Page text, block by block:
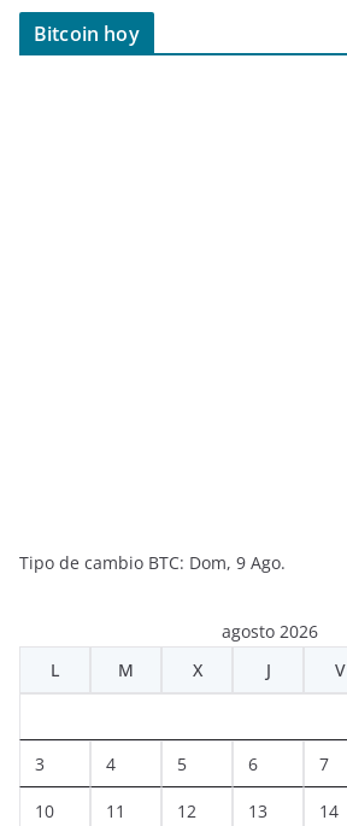
Bitcoin hoy
Tipo de cambio BTC: Dom, 9 Ago.
agosto 2026
L
M X J V
3 4 5 6 7
10 11 12 13 14